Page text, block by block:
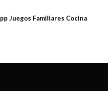
Juegos Familiares Cocina